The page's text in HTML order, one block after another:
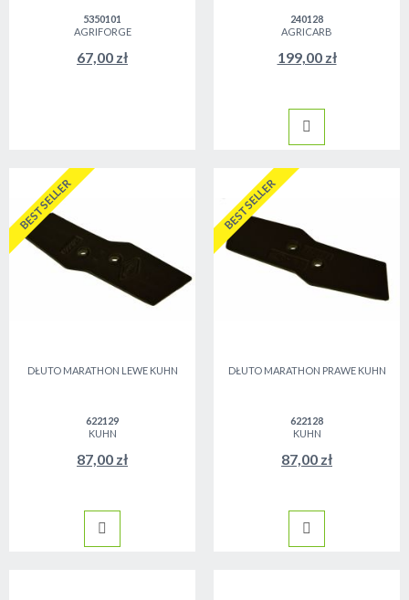
5350101
AGRIFORGE
67,00 zł
240128
AGRICARB
199,00 zł
BESTSELLER
DŁUTO MARATHON LEWE KUHN
622129
KUHN
87,00 zł
BESTSELLER
DŁUTO MARATHON PRAWE KUHN
622128
KUHN
87,00 zł